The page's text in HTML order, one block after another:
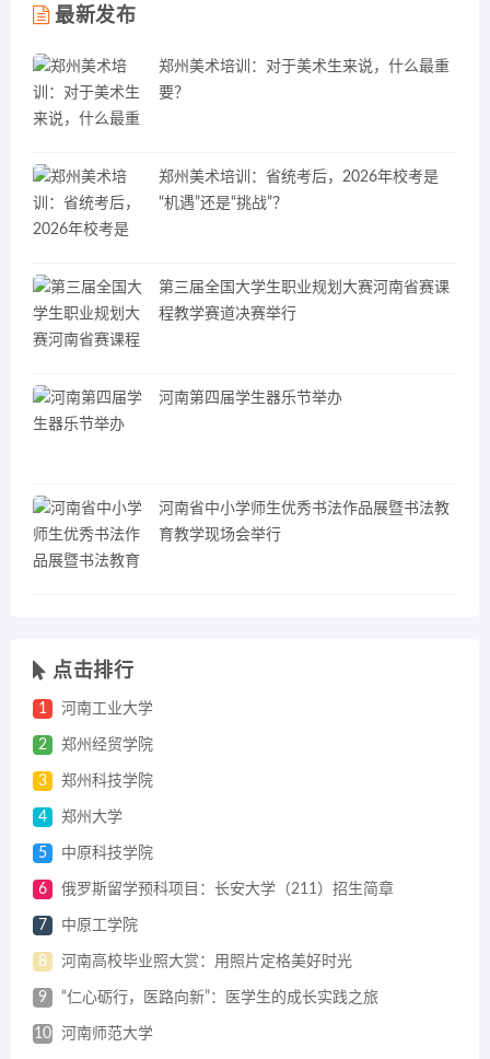
最新发布
郑州美术培训：对于美术生来说，什么最重
要？
郑州美术培训：省统考后，2026年校考是
“机遇”还是“挑战”？
第三届全国大学生职业规划大赛河南省赛课
程教学赛道决赛举行
河南第四届学生器乐节举办
河南省中小学师生优秀书法作品展暨书法教
育教学现场会举行
点击排行
1 河南工业大学
2 郑州经贸学院
3 郑州科技学院
4 郑州大学
5 中原科技学院
6 俄罗斯留学预科项目：长安大学（211）招生简章
7 中原工学院
8 河南高校毕业照大赏：用照片定格美好时光
9 “仁心砺行，医路向新”：医学生的成长实践之旅
10 河南师范大学